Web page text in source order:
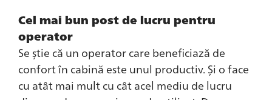
Cel mai bun post de lucru pentru
operator
Se știe că un operator care beneficiază de
confort în cabină este unul productiv. Și o face
cu atât mai mult cu cât acel mediu de lucru